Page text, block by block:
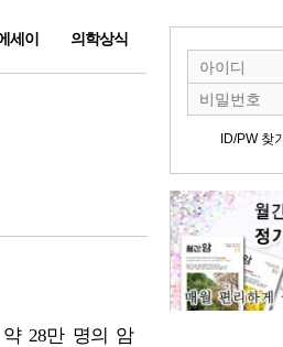
세이 의학상식
28만 명의 암
ID/PW 찾기